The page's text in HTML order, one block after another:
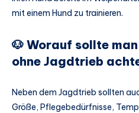
mit einem Hund zu trainieren.
🐶 Worauf sollte
ohne Jagdtrieb
Neben dem Jagdtrieb sollten
Größe, Pflegebedürfnisse,